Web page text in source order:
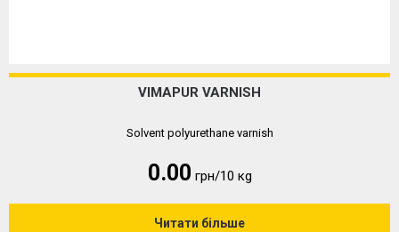
VIMAPUR VARNISH
Solvent polyurethane varnish
0.00 грн/10 кg
Читати більше